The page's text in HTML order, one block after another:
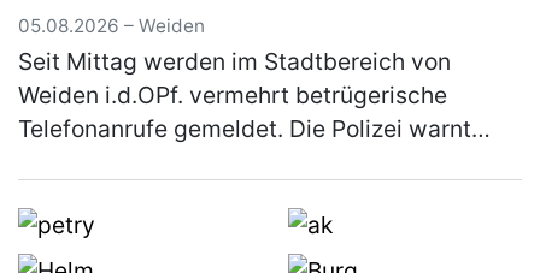
05.08.2026 – Weiden
Seit Mittag werden im Stadtbereich von
Weiden i.d.OPf. vermehrt betrügerische
Telefonanrufe gemeldet. Die Polizei warnt